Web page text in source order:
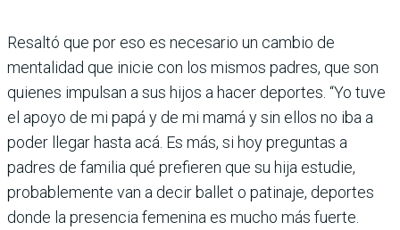
Resaltó que por eso es necesario un cambio de
mentalidad que inicie con los mismos padres, que son
quienes impulsan a sus hijos a hacer deportes. “Yo tuve
el apoyo de mi papá y de mi mamá y sin ellos no iba a
poder llegar hasta acá. Es más, si hoy preguntas a
padres de familia qué prefieren que su hija estudie,
probablemente van a decir ballet o patinaje, deportes
donde la presencia femenina es mucho más fuerte.